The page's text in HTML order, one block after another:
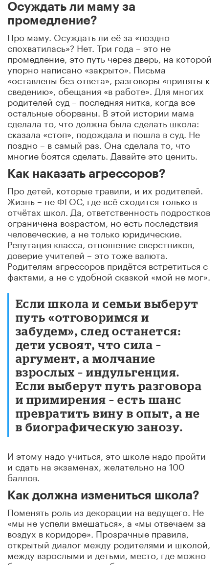
Осуждать ли маму за
промедление?
Про маму. Осуждать ли её за «поздно
спохватилась»? Нет. Три года – это не
промедление, это путь через дверь, на которой
упорно написано «закрыто». Письма
«оставлены без ответа», разговоры «приняты к
сведению», обещания «в работе». Для многих
родителей суд – последняя нитка, когда все
остальные оборваны. В этой истории мама
сделала то, что должна была сделать школа:
сказала «стоп», подождала и пошла в суд. Не
поздно – в самый раз. Она сделала то, что
многие боятся сделать. Давайте это ценить.
Как наказать агрессоров?
Про детей, которые травили, и их родителей.
Жизнь – не ФГОС, где всё сходится только в
отчётах школ. Да, ответственность подростков
ограничена возрастом, но есть последствия
человеческие, а не только юридические.
Репутация класса, отношение сверстников,
доверие учителей – это тоже валюта.
Родителям агрессоров придётся встретиться с
фактами, а не с удобной сказкой «мой не мог».
Если школа и семьи выберут
путь «отговоримся и
забудем», след останется:
дети усвоят, что сила –
аргумент, а молчание
взрослых – индульгенция.
Если выберут путь разговора
и примирения – есть шанс
превратить вину в опыт, а не
в биографическую занозу.
И этому надо учиться, это школе надо пройти
и сдать на экзаменах, желательно на 100
баллов.
Как должна измениться школа?
Поменять роль из декорации на ведущего. Не
«мы не успели вмешаться», а «мы отвечаем за
воздух в коридоре». Прозрачные правила,
открытый диалог между родителями и школой,
между взрослыми и детьми, место, где можно